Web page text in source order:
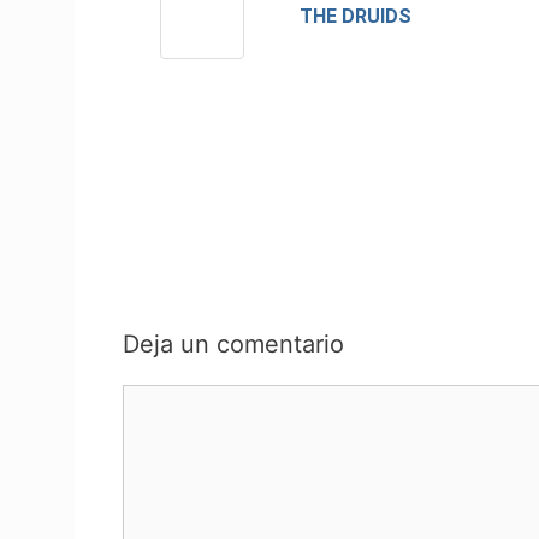
THE DRUIDS
Deja un comentario